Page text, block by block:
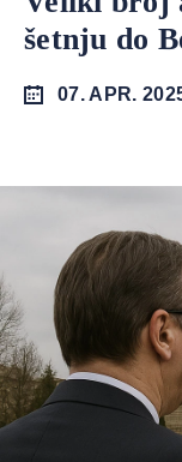
šetnju do
07. APR.